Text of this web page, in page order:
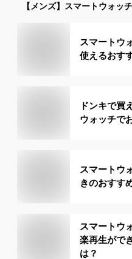
【メンズ】 スマートウォッチ
スマートウ
使えるおす
ドンキで買
ウォッチで
スマートウ
きのおすす
スマートウ
楽再生がで
は？